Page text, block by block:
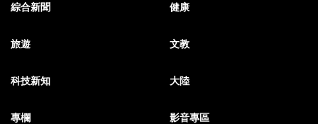
綜合新聞 健康
旅遊 文教
科技新知 大陸
專欄 影音專區